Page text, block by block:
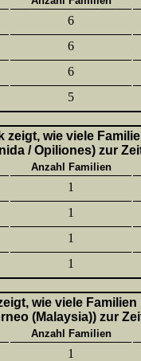
6
6
6
5
zeigt, wie viele
/ Opiliones) zur
Anzahl Familien
1
1
1
1
wie viele
(Malaysia)) zur
Anzahl Familien
1